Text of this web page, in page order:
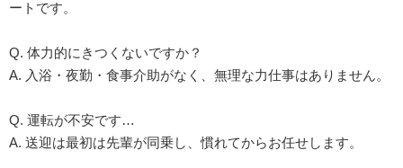
ートです。
Q. 体力的にきつくないですか？
A. 入浴・夜勤・食事介助がなく、無理な力仕事はありません。
Q. 運転が不安です…
A. 送迎は最初は先輩が同乗し、慣れてからお任せします。